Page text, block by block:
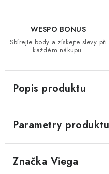
WESPO BONUS
Sbírejte body a získejte slevy při
každém nákupu.
Popis produktu
Parametry produktu
Značka Viega